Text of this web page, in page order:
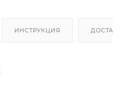
ИНСТРУКЦИЯ